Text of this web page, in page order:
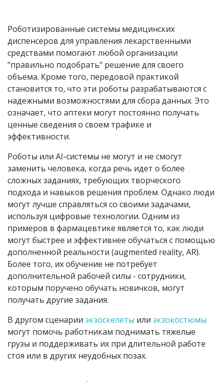
Роботизированные системы медицинских
диспенсеров для управления лекарственными
средствами помогают любой организации
"правильно подобрать" решение для своего
объема. Кроме того, передовой практикой
становится то, что эти роботы разрабатываются с
надежными возможностями для сбора данных. Это
означает, что аптеки могут постоянно получать
ценные сведения о своем трафике и
эффективности.
Роботы или AI-системы не могут и не смогут
заменить человека, когда речь идет о более
сложных заданиях, требующих творческого
подхода и навыков решения проблем. Однако люди
могут лучше справляться со своими задачами,
используя цифровые технологии. Одним из
примеров в фармацевтике является то, как люди
могут быстрее и эффективнее обучаться с помощью
дополненной реальности (augmented reality, AR).
Более того, их обучение не потребует
дополнительной рабочей силы - сотрудники,
которым поручено обучать новичков, могут
получать другие задания.
В другом сценарии экзоскелеты или экзокостюмы
могут помочь работникам поднимать тяжелые
грузы и поддерживать их при длительной работе
стоя или в других неудобных позах.